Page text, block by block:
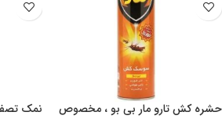
حشره کش تارو مار بی بو ، مخصوص